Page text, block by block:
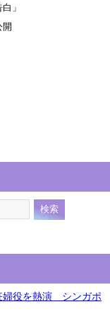
」
開
婦役を熱演 シンガポ